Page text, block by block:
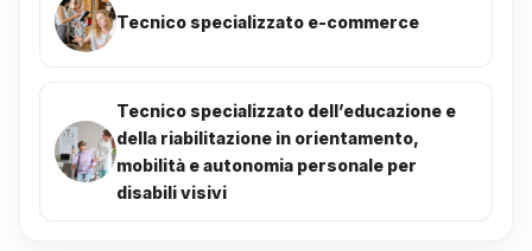
Tecnico specializzato e-commerce
Tecnico specializzato dell’educazione e
della riabilitazione in orientamento,
mobilità e autonomia personale per
disabili visivi